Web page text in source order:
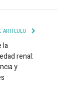
ARTÍCULO
la
renal:
y